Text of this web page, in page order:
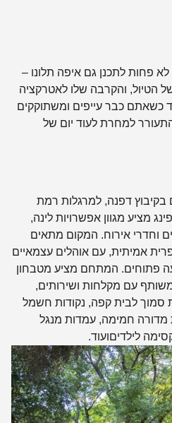
פחות לתכנן גם איפה תלונו –
הטיול, והקרבה שלו לאטרקציה
כשאתם כבר עייפים ומשתוקקים
למחרת לעוד יום של
בקיבוץ דפנה, למרגלות רמת
מציע מגוון אפשרויות לינה,
וחדרי אירוח. המקום מתאים
אמיתית, עם אוהלים עצמאיים
פתוחים. המתחם מציע מטבחון
עם מקלחות ושירותים,
סמוך לבית קפה, נקודות חשמל
מדורה חמימה, עמדות מנגל
לילדיםועוד.